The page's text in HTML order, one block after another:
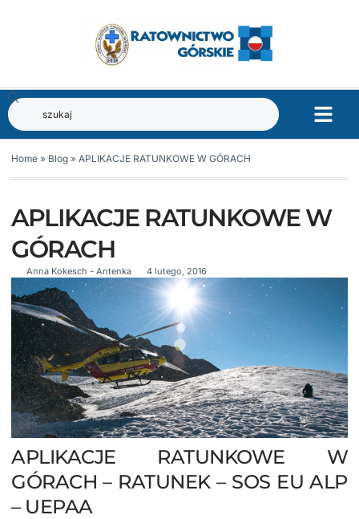
Home » Blog » APLIKACJE RATUNKOWE W GÓRACH
APLIKACJE RATUNKOWE W
GÓRACH
Anna Kokesch - Antenka 4 lutego, 2016
APLIKACJE RATUNKOWE W
GÓRACH – RATUNEK – SOS EU ALP
– UEPAA